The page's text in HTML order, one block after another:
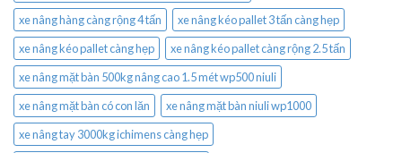
xe nâng hàng càng rộng 4 tấn
xe nâng kéo pallet 3 tấn càng hẹp
xe nâng kéo pallet càng hẹp
xe nâng kéo pallet càng rộng 2.5 tấn
xe nâng mặt bàn 500kg nâng cao 1.5 mét wp500 niuli
xe nâng mặt bàn có con lăn
xe nâng mặt bàn niuli wp1000
xe nâng tay 3000kg ichimens càng hẹp